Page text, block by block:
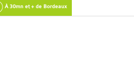
À 30mn et + de Bordeaux